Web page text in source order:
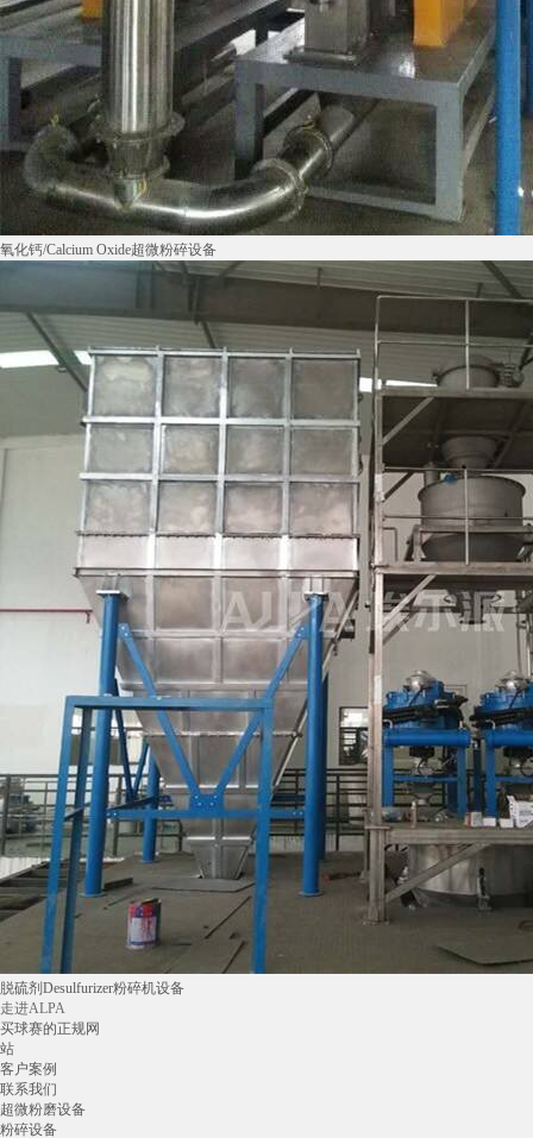
氧化钙/Calcium Oxide超微粉碎设备
脱硫剂Desulfurizer粉碎机设备
走进ALPA
买球赛的正规网
站
客户案例
联系我们
超微粉磨设备
粉碎设备